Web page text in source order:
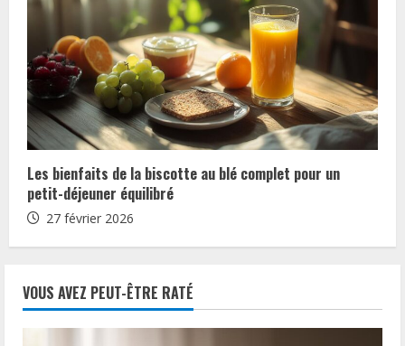
Les bienfaits de la biscotte au blé complet pour un
petit-déjeuner équilibré
27 février 2026
VOUS AVEZ PEUT-ÊTRE RATÉ